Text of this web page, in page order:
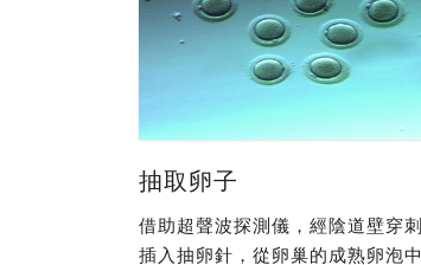
抽取卵子
借助超聲波探測儀，經陰道壁穿刺
插入抽卵針，從卵巢的成熟卵泡中